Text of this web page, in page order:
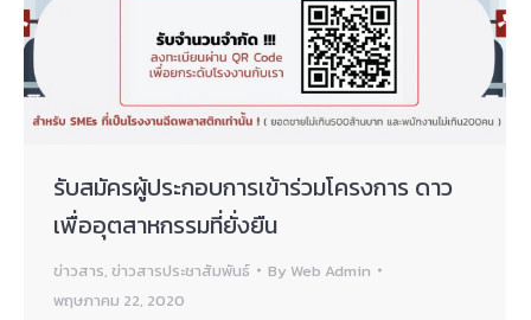
รับสมัครผู้ประกอบการเข้าร่วมโครงการ ดาว
เพื่ออุตสาหกรรมที่ยั่งยืน
ข่าวสาร, ข่าวสารประชาสัมพันธ์ By Web Admin
พฤษภาคม 22, 2020